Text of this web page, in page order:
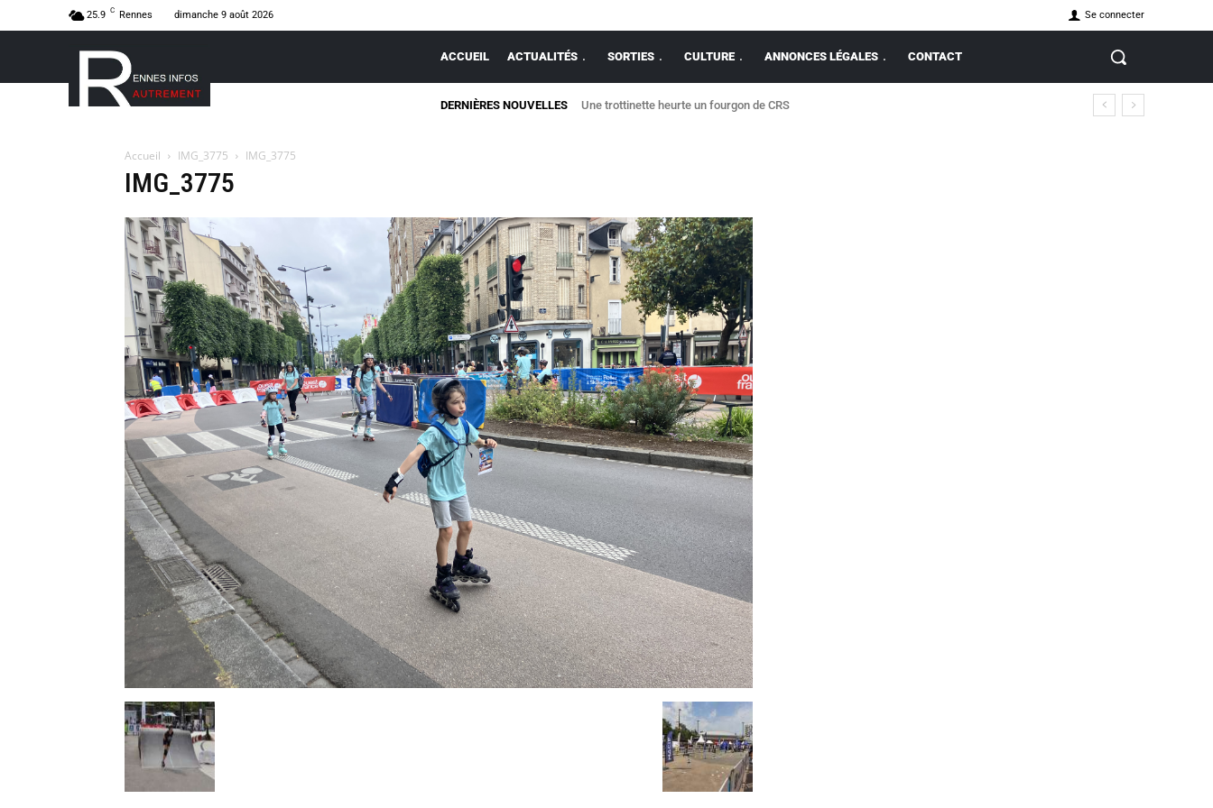
25.9 C Rennes dimanche 9 août 2026 Se connecter
ACCUEIL ACTUALITÉS SORTIES CULTURE ANNONCES LÉGALES CONTACT
DERNIÈRES NOUVELLES Une trottinette heurte un fourgon de CRS
Accueil IMG_3775 IMG_3775
IMG_3775